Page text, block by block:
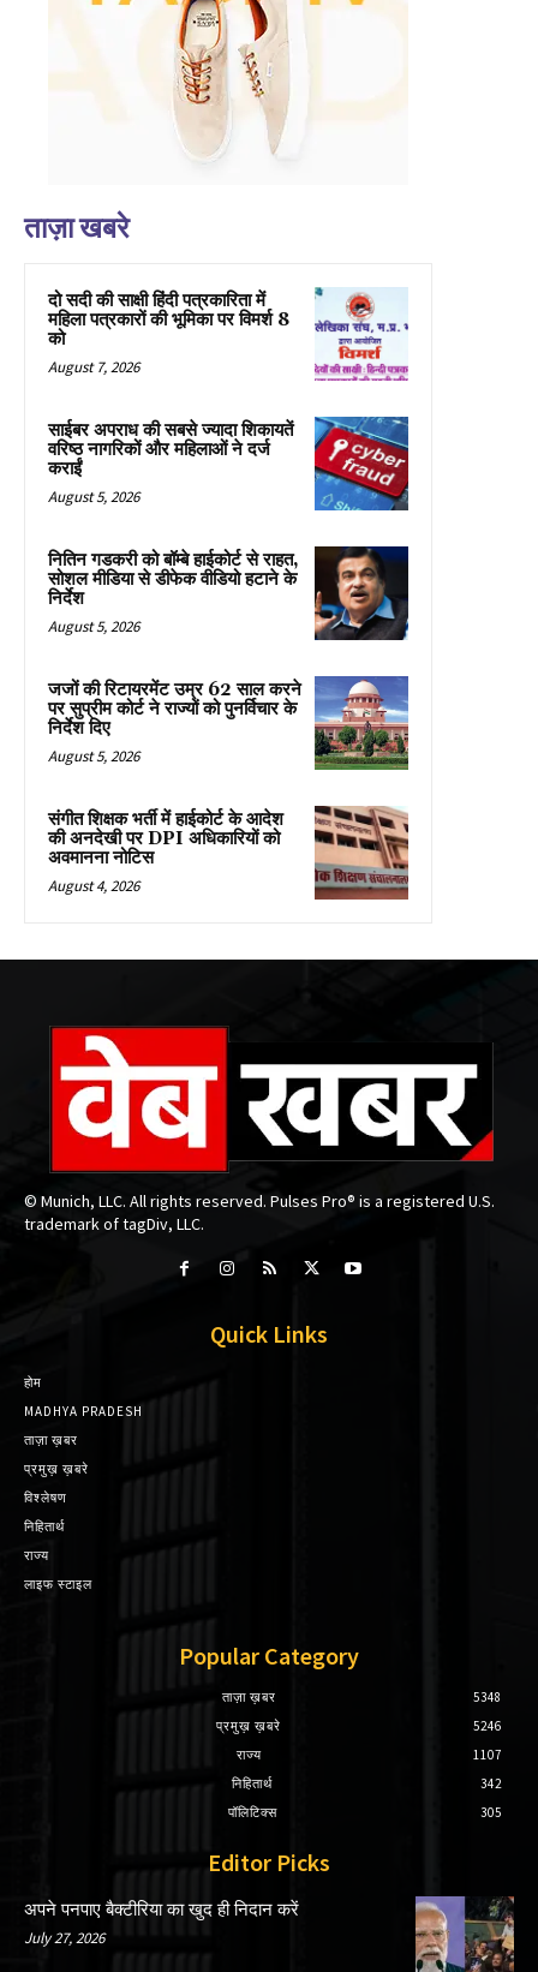
ताज़ा खबरे
दो सदी की साक्षी हिंदी पत्रकारिता में
महिला पत्रकारों की भूमिका पर विमर्श 8
को
August 7, 2026
साईबर अपराध की सबसे ज्यादा शिकायतें
वरिष्ठ नागरिकों और महिलाओं ने दर्ज
कराईं
August 5, 2026
नितिन गडकरी को बॉम्बे हाईकोर्ट से राहत,
सोशल मीडिया से डीफेक वीडियो हटाने के
निर्देश
August 5, 2026
जजों की रिटायरमेंट उम्र 62 साल करने
पर सुप्रीम कोर्ट ने राज्यों को पुनर्विचार के
निर्देश दिए
August 5, 2026
संगीत शिक्षक भर्ती में हाईकोर्ट के आदेश
की अनदेखी पर DPI अधिकारियों को
अवमानना नोटिस
August 4, 2026
© Munich, LLC. All rights reserved. Pulses Pro® is a registered U.S.
trademark of tagDiv, LLC.
Quick Links
होम
MADHYA PRADESH
ताज़ा ख़बर
प्रमुख़ ख़बरे
विश्लेषण
निहितार्थ
राज्य
लाइफ स्टाइल
Popular Category
ताज़ा ख़बर
5348
प्रमुख़ ख़बरे
5246
राज्य
1107
निहितार्थ
342
पॉलिटिक्स
305
Editor Picks
अपने पनपाए बैक्टीरिया का खुद ही निदान करें
July 27, 2026